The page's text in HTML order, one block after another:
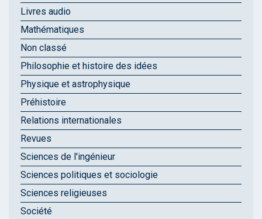
Livres audio
Mathématiques
Non classé
Philosophie et histoire des idées
Physique et astrophysique
Préhistoire
Relations internationales
Revues
Sciences de l'ingénieur
Sciences politiques et sociologie
Sciences religieuses
Société